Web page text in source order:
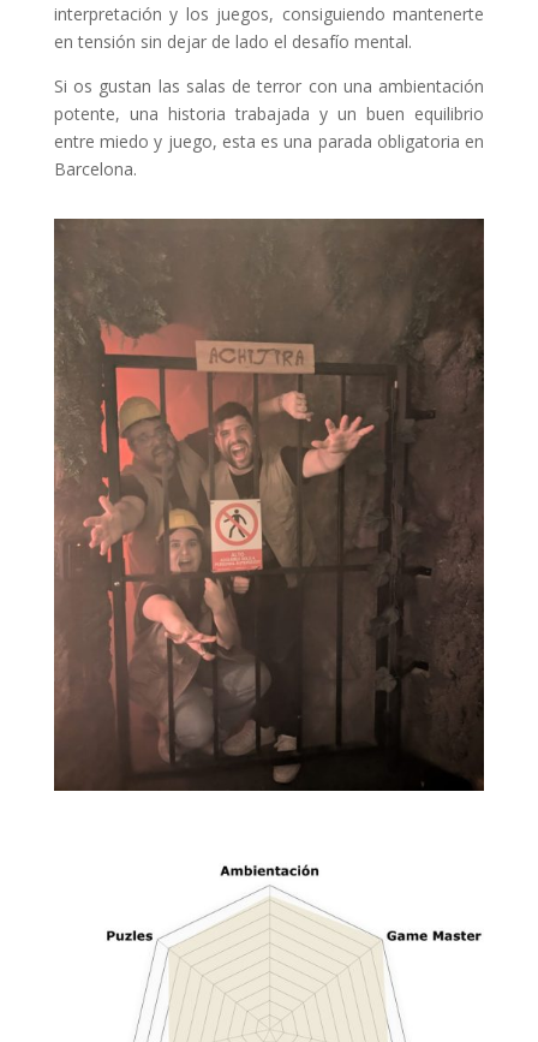
interpretación y los juegos, consiguiendo mantenerte
en tensión sin dejar de lado el desafío mental.
Si os gustan las salas de terror con una ambientación
potente, una historia trabajada y un buen equilibrio
entre miedo y juego, esta es una parada obligatoria en
Barcelona.